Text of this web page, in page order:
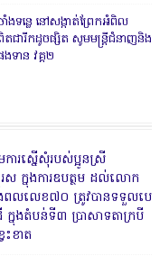
ងទន្លេ នៅសង្កាត់ព្រែកអំពិល
តជារីកដូចផ្សិត សូមមន្ត្រីជំនាញនិង
ទាន វគ្គ២
ារស្នើសុំរបស់ប្អូនស្រី
ស ក្នុងការឧបត្ថម ដល់លោក
លលេខ៧០ ត្រូវបានទទួលបេ
ក្នុងតំបន់ទី៣ ប្រាសាទតាក្របី
ះខាត